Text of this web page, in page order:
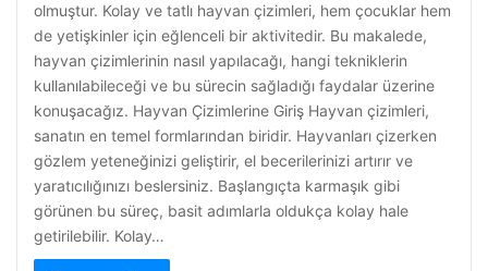
olmuştur. Kolay ve tatlı hayvan çizimleri, hem çocuklar hem
de yetişkinler için eğlenceli bir aktivitedir. Bu makalede,
hayvan çizimlerinin nasıl yapılacağı, hangi tekniklerin
kullanılabileceği ve bu sürecin sağladığı faydalar üzerine
konuşacağız. Hayvan Çizimlerine Giriş Hayvan çizimleri,
sanatın en temel formlarından biridir. Hayvanları çizerken
gözlem yeteneğinizi geliştirir, el becerilerinizi artırır ve
yaratıcılığınızı beslersiniz. Başlangıçta karmaşık gibi
görünen bu süreç, basit adımlarla oldukça kolay hale
getirilebilir. Kolay…